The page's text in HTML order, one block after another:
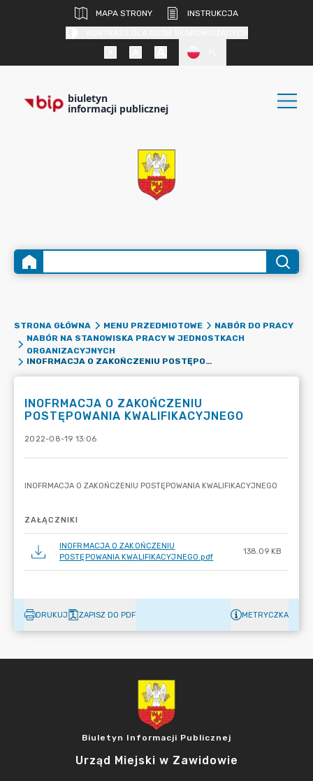
MAPA STRONY
INSTRUKCJA
biuletyn
informacji publicznej
STRONA GŁÓWNA MENU PRZEDMIOTOWE
NABÓR DO PRACY
NABÓR NA STANOWISKA PRACY W JEDNOSTKACH
ORGANIZACYJNYCH
INOFRMACJA O ZAKOŃCZENIU POSTĘPOWANIA KWALIFIKACYJNEGO
INOFRMACJA O ZAKOŃCZENIU
POSTĘPOWANIA KWALIFIKACYJNEGO
2022-08-19 13:06
ZAŁĄCZNIKI
INOFRMACJA O ZAKOŃCZENIU
POSTĘPOWANIA KWALIFIKACYJNEGO.pdf
138.09 KB
DRUKUJ ZAPISZ DO PDF METRYCZKA
Biuletyn Informacji Publicznej
Urząd Miejski w Zawidowie